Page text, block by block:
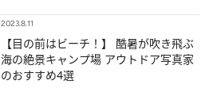
2023.8.11
【目の前はビーチ！】 酷暑が吹き飛ぶ
海の絶景キャンプ場 アウトドア写真家
のおすすめ4選